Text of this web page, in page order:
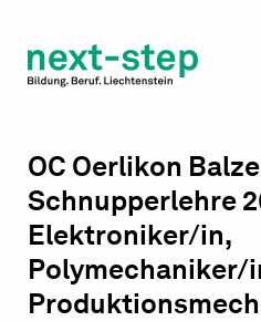
Beratung &
OC Oerlikon
Schnupperlehre
Elektroniker/in,
Polymechaniker/